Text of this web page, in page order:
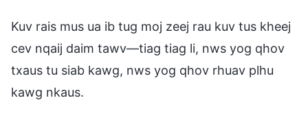
Kuv rais mus ua ib tug moj zeej rau kuv tus kheej
cev nqaij daim tawv—tiag tiag li, nws yog qhov
txaus tu siab kawg, nws yog qhov rhuav plhu
kawg nkaus.